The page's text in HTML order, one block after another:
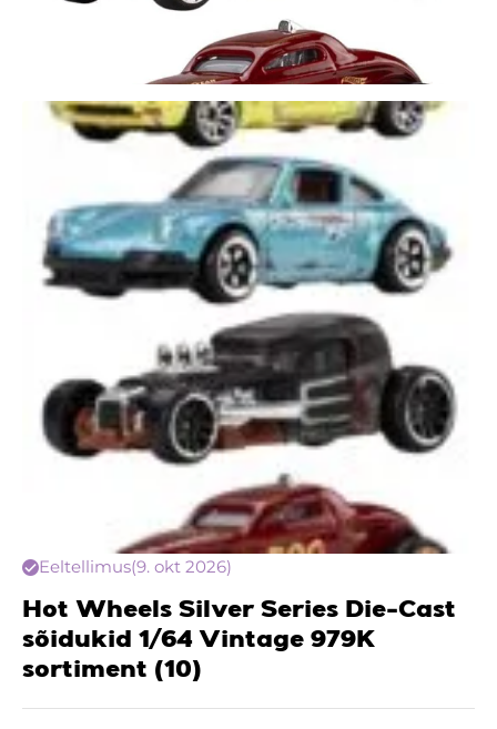
Eeltellimus(9. okt 2026)
Hot Wheels Silver Series Die-Cast
sõidukid 1/64 Vintage 979K
sortiment (10)